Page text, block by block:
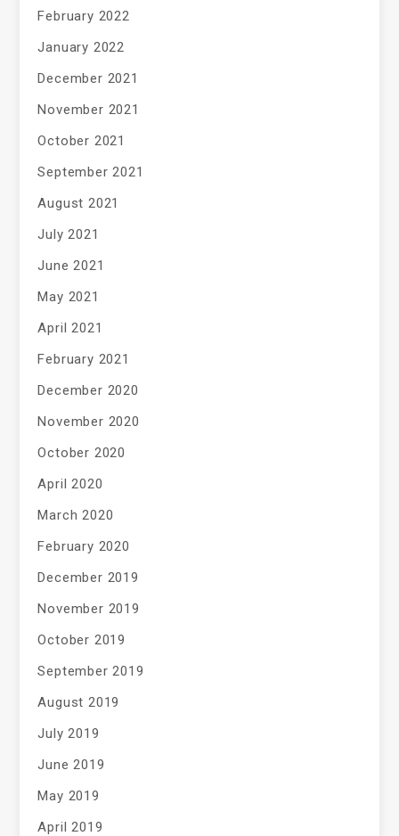
February 2022
January 2022
December 2021
November 2021
October 2021
September 2021
August 2021
July 2021
June 2021
May 2021
April 2021
February 2021
December 2020
November 2020
October 2020
April 2020
March 2020
February 2020
December 2019
November 2019
October 2019
September 2019
August 2019
July 2019
June 2019
May 2019
April 2019